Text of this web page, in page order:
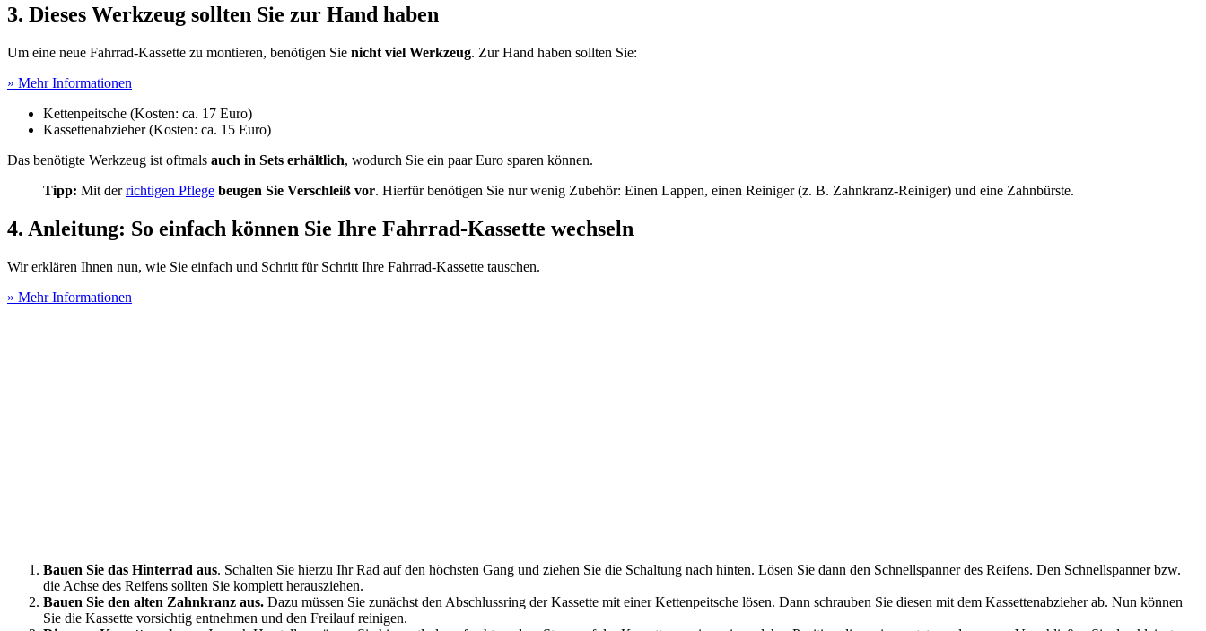
3. Dieses Werkzeug sollten Sie zur Hand haben
Um eine neue Fahrrad-Kassette zu montieren, benötigen Sie nicht viel Werkzeug. Zur Hand haben sollten Sie:
» Mehr Informationen
Kettenpeitsche (Kosten: ca. 17 Euro)
Kassettenabzieher (Kosten: ca. 15 Euro)
Das benötigte Werkzeug ist oftmals auch in Sets erhältlich, wodurch Sie ein paar Euro sparen können.
Tipp: Mit derrichtigen Pflege beugen Sie Verschleiß vor. Hierfür benötigen Sie nur wenig Zubehör: Einen Lappen, einen Reiniger (z. B. Zahnkranz-Reiniger) und eine Zahnbürste.
4. Anleitung: So einfach können Sie Ihre Fahrrad-Kassette wechseln
Wir erklären Ihnen nun, wie Sie einfach und Schritt für Schritt Ihre Fahrrad-Kassette tauschen.
» Mehr Informationen
Bauen Sie das Hinterrad aus. Schalten Sie hierzu Ihr Rad auf den höchsten Gang und ziehen Sie die Schaltung nach hinten. Lösen Sie dann den Schnellspanner des Reifens. Den Schnellspanner bzw.
die Achse des Reifens sollten Sie komplett herausziehen.
Bauen Sie den alten Zahnkranz aus. Dazu müssen Sie zunächst den Abschlussring der Kassette mit einer Kettenpeitsche lösen. Dann schrauben Sie diesen mit dem Kassettenabzieher ab. Nun können
Sie die Kassette vorsichtig entnehmen und den Freilauf reinigen.